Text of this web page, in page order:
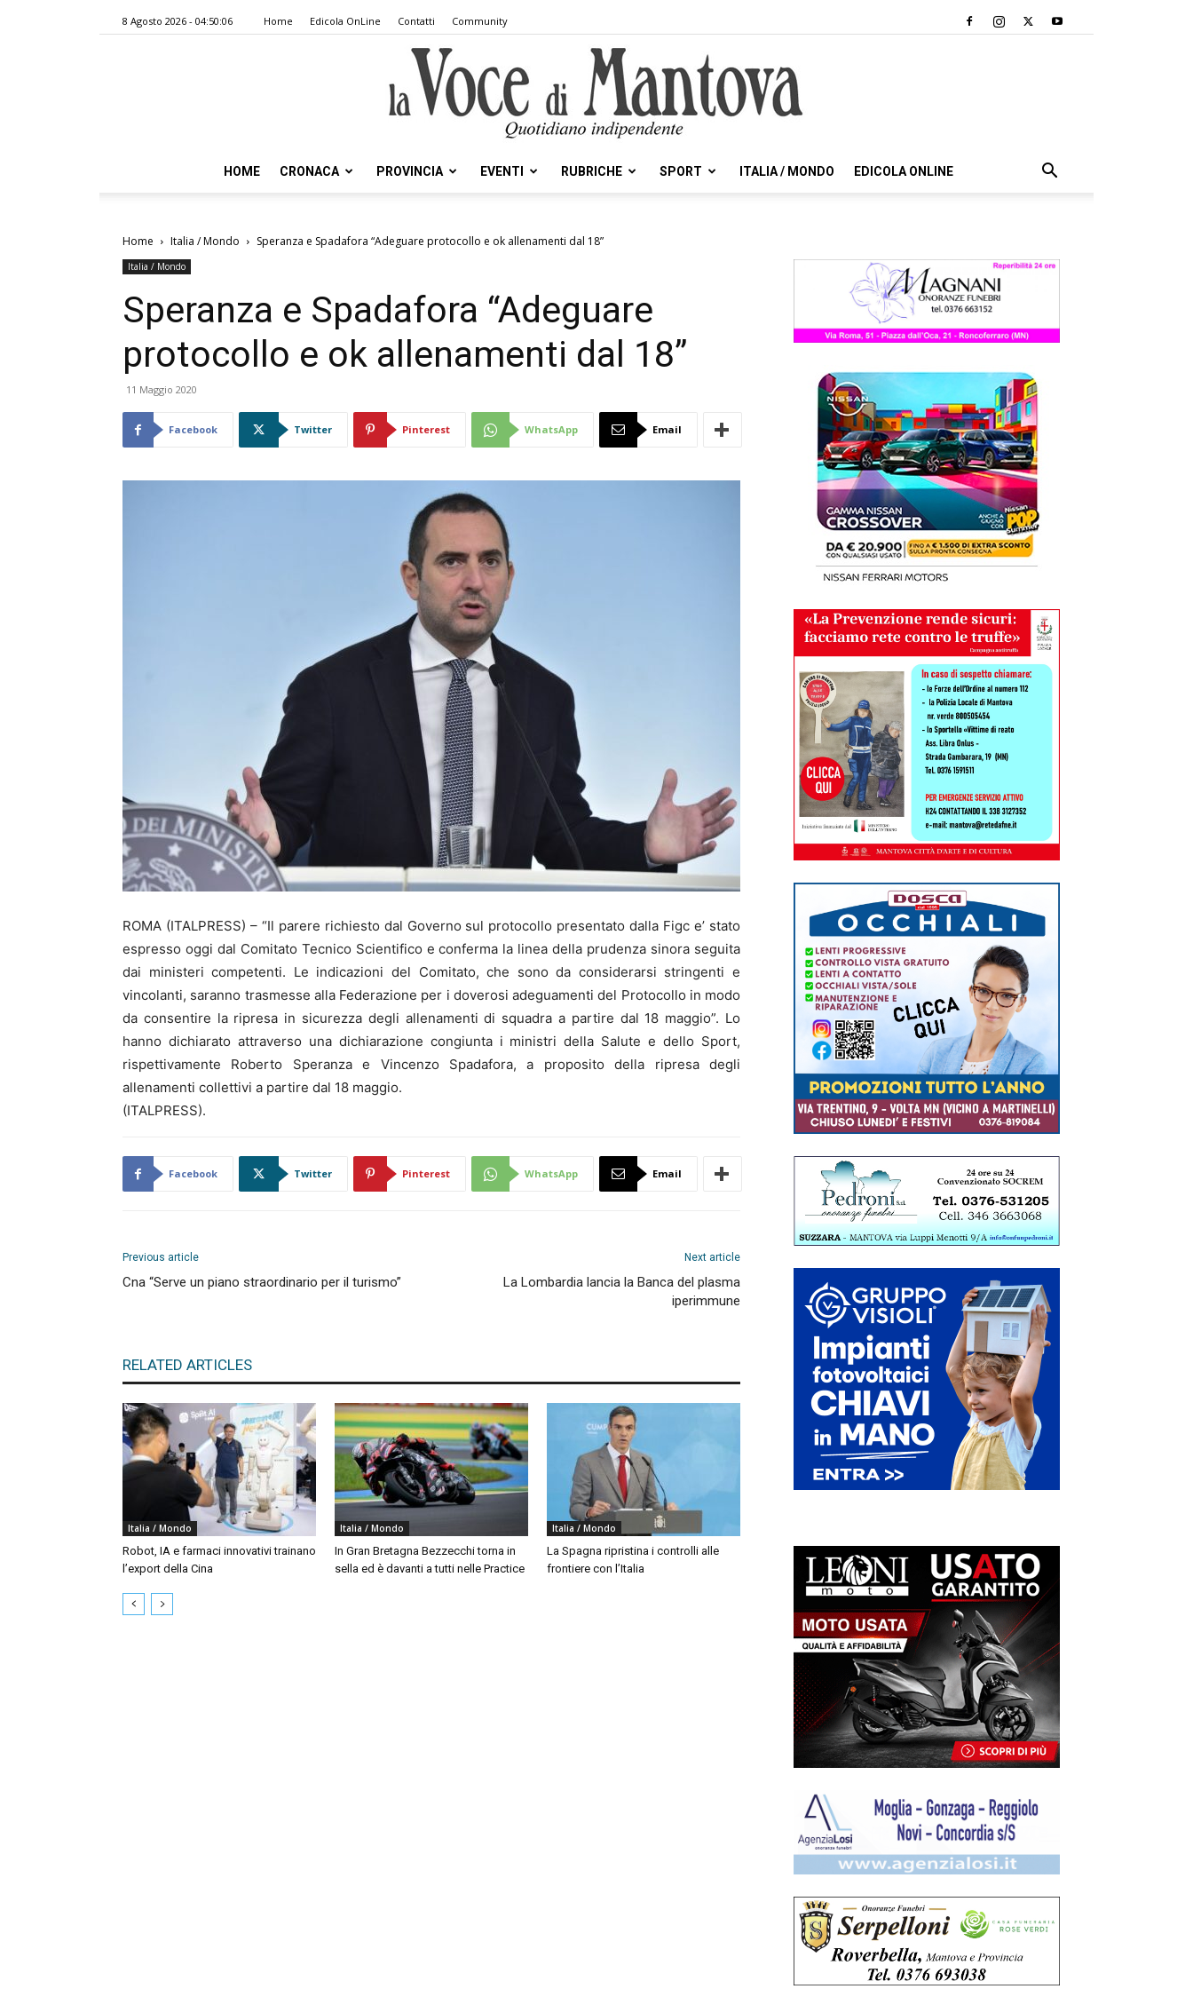
8 Agosto 2026 - 04:50:06 Home Edicola OnLine Contatti Community
Voce
HOME CRONACA PROVINCIA EVENTI RUBRICHE SPORT ITALIA / MONDO EDICOLA ONLINE
Home Italia / Mondo Speranza e Spadafora “Adeguare protocollo e ok allenamenti dal 18”
Italia / Mondo
Speranza e Spadafora “Adeguare
protocollo e ok allenamenti dal 18”
11 Maggio 2020
Facebook Twitter Pinterest WhatsApp Email
ROMA (ITALPRESS) – “Il parere richiesto dal Governo sul protocollo presentato dalla Figc e’ stato
espresso oggi dal Comitato Tecnico Scientifico e conferma la linea della prudenza sinora seguita
dai ministeri competenti. Le indicazioni del Comitato, che sono da considerarsi stringenti e
vincolanti, saranno trasmesse alla Federazione per i doverosi adeguamenti del Protocollo in modo
da consentire la ripresa in sicurezza degli allenamenti di squadra a partire dal 18 maggio”. Lo
hanno dichiarato attraverso una dichiarazione congiunta i ministri della Salute e dello Sport,
rispettivamente Roberto Speranza e Vincenzo Spadafora, a proposito della ripresa degli
allenamenti collettivi a partire dal 18 maggio.
(ITALPRESS).
Facebook Twitter Pinterest WhatsApp Email
Previous article
Cna “Serve un piano straordinario per il turismo”
Next article
La Lombardia lancia la Banca del plasma
iperimmune
RELATED ARTICLES
Italia / Mondo
Robot, IA e farmaci innovativi trainano
l’export della Cina
Italia / Mondo
In Gran Bretagna Bezzecchi torna in
sella ed è davanti a tutti nelle Practice
Italia / Mondo
La Spagna ripristina i controlli alle
frontiere con l’Italia